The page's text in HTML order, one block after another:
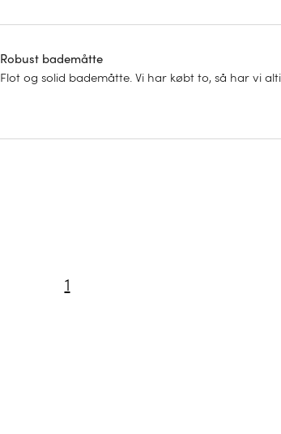
Robust bademåtte
Flot og solid bademåtte. Vi har købt to, så har vi
1